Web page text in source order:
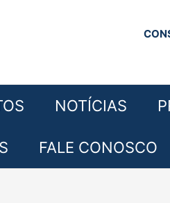
NOTÍCIAS
FALE CONOSCO